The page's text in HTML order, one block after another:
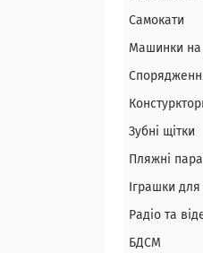
Самокати
Машинки на
Зубні щітки
Пляжні
Іграшки
Радіо та
БДСМ